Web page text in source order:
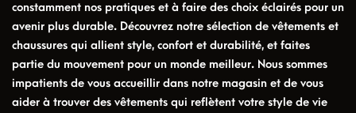
constamment nos pratiques et à faire des choix éclairés pour un
avenir plus durable. Découvrez notre sélection de vêtements et
chaussures qui allient style, confort et durabilité, et faites
partie du mouvement pour un monde meilleur. Nous sommes
impatients de vous accueillir dans notre magasin et de vous
aider à trouver des vêtements qui reflètent votre style de vie